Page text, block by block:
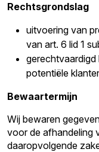
Rechtsgrondslag
uitvoering van
van art. 6 lid 1
gerechtvaardigd
potentiële
Bewaartermijn
Wij bewaren
voor de afhandeling
daaropvolgende